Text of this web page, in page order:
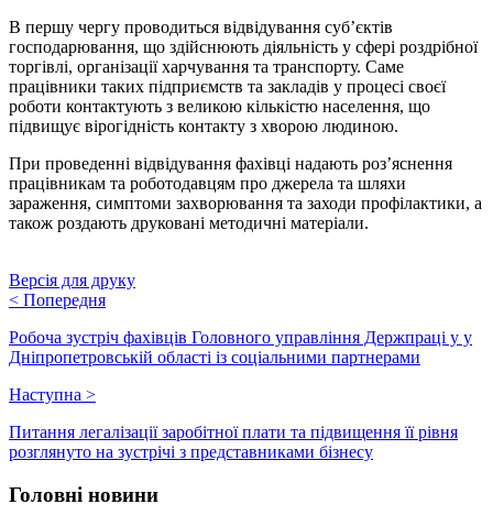
В першу чергу проводиться відвідування суб’єктів
господарювання, що здійснюють діяльність у сфері роздрібної
торгівлі, організації харчування та транспорту. Саме
працівники таких підприємств та закладів у процесі своєї
роботи контактують з великою кількістю населення, що
підвищує вірогідність контакту з хворою людиною.
При проведенні відвідування фахівці надають роз’яснення
працівникам та роботодавцям про джерела та шляхи
зараження, симптоми захворювання та заходи профілактики, а
також роздають друковані методичні матеріали.
Версія для друку
< Попередня
Робоча зустріч фахівців Головного управління Держпраці у у
Дніпропетровській області із соціальними партнерами
Наступна >
Питання легалізації заробітної плати та підвищення її рівня
розглянуто на зустрічі з представниками бізнесу
Головні новини